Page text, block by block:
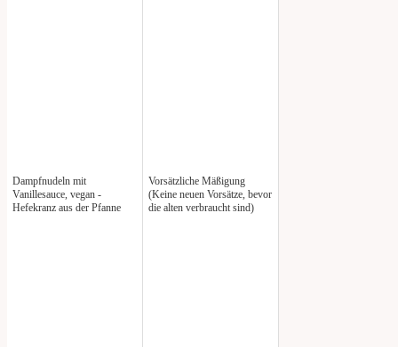
Dampfnudeln mit
Vanillesauce, vegan -
Hefekranz aus der Pfanne
Vorsätzliche Mäßigung
(Keine neuen Vorsätze, bevor
die alten verbraucht sind)